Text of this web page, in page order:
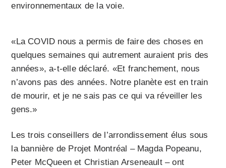
environnementaux de la voie.
«La COVID nous a permis de faire des choses en
quelques semaines qui autrement auraient pris des
années», a-t-elle déclaré. «Et franchement, nous
n’avons pas des années. Notre planète est en train
de mourir, et je ne sais pas ce qui va réveiller les
gens.»
Les trois conseillers de l’arrondissement élus sous
la bannière de Projet Montréal – Magda Popeanu,
Peter McQueen et Christian Arseneault – ont